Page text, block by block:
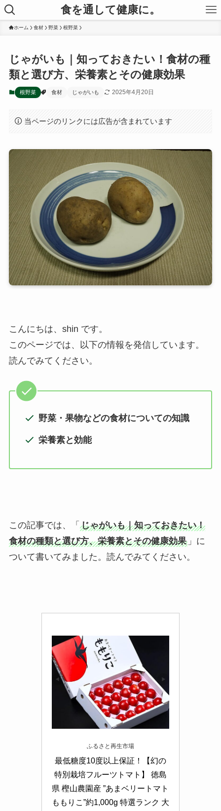
食を通して健康に。
ホーム 食材 野菜 根野菜
じゃがいも｜知っておきたい！食材の種
類と選び方、栄養素とその健康効果
根野菜 食材 じゃがいも 2025年4月20日
当ページのリンクには広告が含まれています
こんにちは、shin です。
このページでは、以下の情報を発信しています。
読んでみてください。
野菜・果物などの食材についての知識
栄養素と効能
この記事では、「 じゃがいも｜知っておきたい！
食材の種類と選び方、栄養素とその健康効果」に
ついて書いてみました。読んでみてください。
ふるさと再生市場
最低糖度10度以上保証！【幻の
特別栽培フルーツトマト】 徳島
県 樫山農園産 ”あまベリートマト
ももりこ”約1,000g 特選ランク 大